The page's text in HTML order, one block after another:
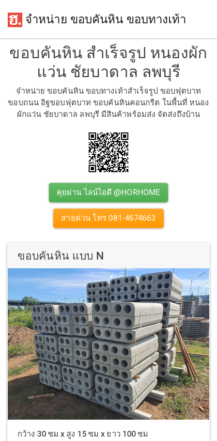
จำหน่าย ขอบคันหิน ขอบทางเท้า
ขอบคันหิน สำเร็จรูป หนองผัก
แว่น ชัยบาดาล ลพบุรี
จำหน่าย ขอบคันหิน ขอบทางเท้าสำเร็จรูป ขอบฟุตบาท
ขอบถนน อิฐขอบฟุตบาท ขอบคันหินคอนกรีต ในพื้นที่ หนอง
ผักแว่น ชัยบาดาล ลพบุรี มีสินค้าพร้อมส่ง จัดส่งถึงบ้าน
คุยผ่าน ไลน์ไอดี @HORHOME
สายด่วน โทร 081-4674663
ขอบคันหิน แบบ N
กว้าง 30 ซม x สูง 15 ซม x ยาว 100 ซม